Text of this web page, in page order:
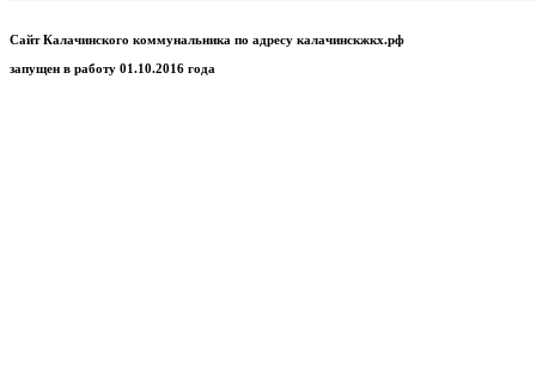
Сайт Калачинского коммунальника по адресу калачинскжкх.рф
запущен в работу 01.10.2016 года